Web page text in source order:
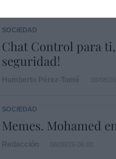
SOCIEDAD
Chat Control para
seguridad!
SOCIEDAD
Memes. Mohamed